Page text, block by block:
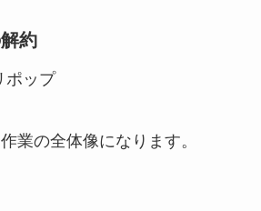
約
ポップ
業の全体像になります。